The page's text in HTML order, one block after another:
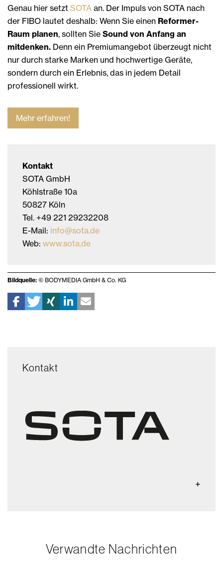
Genau hier setzt SOTA an. Der Impuls von SOTA nach
der FIBO lautet deshalb: Wenn Sie einen Reformer-
Raum planen, sollten Sie Sound von Anfang an
mitdenken. Denn ein Premiumangebot überzeugt nicht
nur durch starke Marken und hochwertige Geräte,
sondern durch ein Erlebnis, das in jedem Detail
professionell wirkt.
Mehr erfahren!
Kontakt
SOTA GmbH
Köhlstraße 10a
50827 Köln
Tel. +49 221 29232208
E-Mail: info@sota.de
Web: www.sota.de
Bildquelle: © BODYMEDIA GmbH & Co. KG
Kontakt
Verwandte Nachrichten